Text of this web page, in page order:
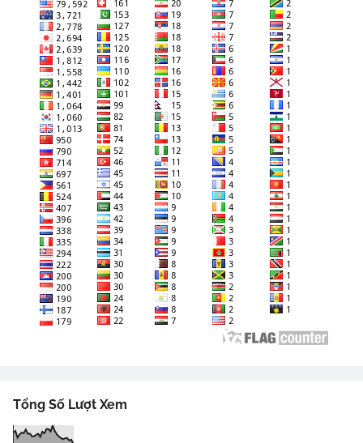
Tổng Số Lượt Xem